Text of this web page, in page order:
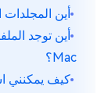
أين
أين توجد
Mac؟
كيف يمكنني